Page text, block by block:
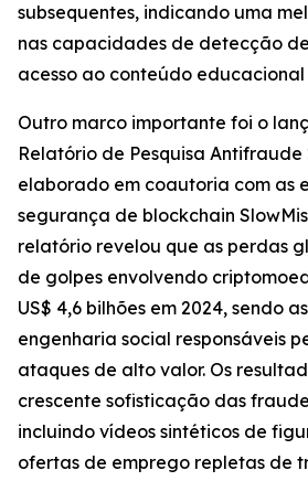
subsequentes, indicando uma
nas capacidades de detecção
acesso ao conteúdo
Outro marco importante foi o
Relatório de Pesquisa
elaborado em coautoria com as
segurança de blockchain
relatório revelou que as perdas
de golpes envolvendo
US$ 4,6 bilhões em 2024, sendo
engenharia social responsáveis
ataques de alto valor. Os
crescente sofisticação das
incluindo vídeos sintéticos de
ofertas de emprego repletas de